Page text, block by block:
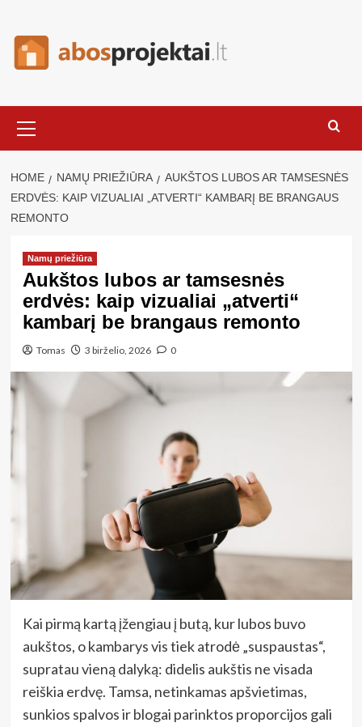
content
Menu
HOME NAMŲ PRIEŽIŪRA
AUKŠTOS LUBOS AR TAMSESNĖS
ERDVĖS: KAIP VIZUALIAI „ATVERTI“ KAMBARĮ BE BRANGAUS
REMONTO
Namų priežiūra
Aukštos lubos ar tamsesnės
erdvės: kaip vizualiai „atverti“
kambarį be brangaus remonto
Tomas 3 birželio, 2026 0
Kai pirmą kartą įžengiau į butą, kur lubos buvo
aukštos, o kambarys vis tiek atrodė „suspaustas“,
supratau vieną dalyką: didelis aukštis ne visada
reiškia erdvę. Tamsa, netinkamas apšvietimas,
sunkios spalvos ir blogai parinktos proporcijos gali